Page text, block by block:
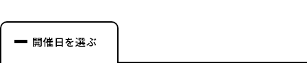
開催日を選ぶ